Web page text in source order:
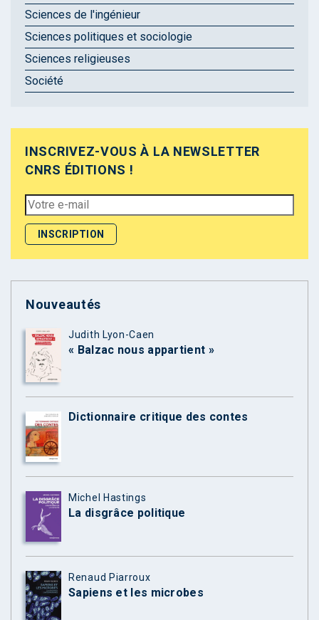
Sciences de l'ingénieur
Sciences politiques et sociologie
Sciences religieuses
Société
INSCRIVEZ-VOUS À LA NEWSLETTER
CNRS ÉDITIONS !
Nouveautés
Judith Lyon-Caen
« Balzac nous appartient »
Dictionnaire critique des contes
Michel Hastings
La disgrâce politique
Renaud Piarroux
Sapiens et les microbes